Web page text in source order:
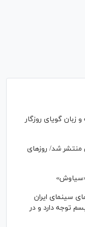
زبان گویای روزگار
منتشر شد/ روز‌های
سینمای ایران
توجه دارد و در